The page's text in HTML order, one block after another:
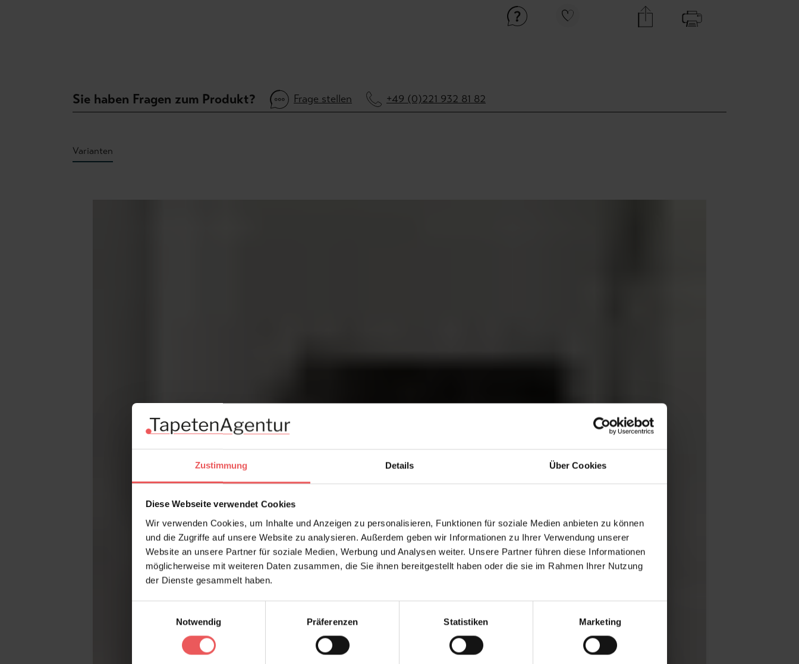
Zustimmung Details Über Cookies
Diese Webseite verwendet Cookies
Wir verwenden Cookies, um Inhalte und Anzeigen zu personalisieren, Funktionen für soziale Medien anbieten zu können
und die Zugriffe auf unsere Website zu analysieren. Außerdem geben wir Informationen zu Ihrer Verwendung unserer
Website an unsere Partner für soziale Medien, Werbung und Analysen weiter. Unsere Partner führen diese Informationen
möglicherweise mit weiteren Daten zusammen, die Sie ihnen bereitgestellt haben oder die sie im Rahmen Ihrer Nutzung
der Dienste gesammelt haben.
Notwendig
Präferenzen Statistiken Marketing
Sie haben Fragen zum Produkt? Frage stellen +49 (0)221 932 81 82
Varianten